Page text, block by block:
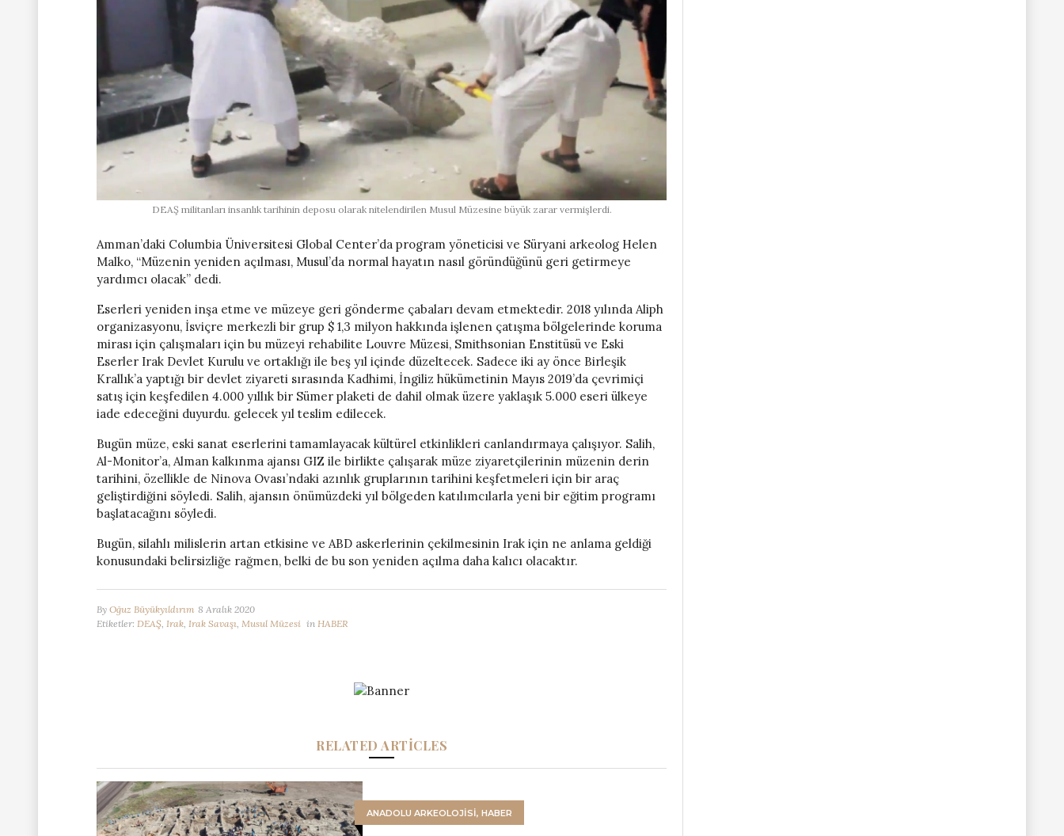
DEAŞ militanları insanlık tarihinin deposu olarak nitelendirilen Musul Müzesine büyük zarar vermişlerdi.
Amman’daki Columbia Üniversitesi Global Center’da program yöneticisi ve Süryani arkeolog Helen
Malko, “Müzenin yeniden açılması, Musul’da normal hayatın nasıl göründüğünü geri getirmeye
yardımcı olacak” dedi.
Eserleri yeniden inşa etme ve müzeye geri gönderme çabaları devam etmektedir. 2018 yılında Aliph
organizasyonu, İsviçre merkezli bir grup $ 1,3 milyon hakkında işlenen çatışma bölgelerinde koruma
mirası için çalışmaları için bu müzeyi rehabilite Louvre Müzesi, Smithsonian Enstitüsü ve Eski
Eserler Irak Devlet Kurulu ve ortaklığı ile beş yıl içinde düzeltecek. Sadece iki ay önce Birleşik
Krallık’a yaptığı bir devlet ziyareti sırasında Kadhimi, İngiliz hükümetinin Mayıs 2019’da çevrimiçi
satış için keşfedilen 4.000 yıllık bir Sümer plaketi de dahil olmak üzere yaklaşık 5.000 eseri ülkeye
iade edeceğini duyurdu. gelecek yıl teslim edilecek.
Bugün müze, eski sanat eserlerini tamamlayacak kültürel etkinlikleri canlandırmaya çalışıyor. Salih,
Al-Monitor’a, Alman kalkınma ajansı GIZ ile birlikte çalışarak müze ziyaretçilerinin müzenin derin
tarihini, özellikle de Ninova Ovası’ndaki azınlık gruplarının tarihini keşfetmeleri için bir araç
geliştirdiğini söyledi. Salih, ajansın önümüzdeki yıl bölgeden katılımcılarla yeni bir eğitim programı
başlatacağını söyledi.
Bugün, silahlı milislerin artan etkisine ve ABD askerlerinin çekilmesinin Irak için ne anlama geldiği
konusundaki belirsizliğe rağmen, belki de bu son yeniden açılma daha kalıcı olacaktır.
By Oğuz Büyükyıldırım 8 Aralık 2020
Etiketler: DEAŞ Irak Irak Savaşı Musul Müzesi in HABER
RELATED ARTICLES
ANADOLU ARKEOLOJİSİ, HABER